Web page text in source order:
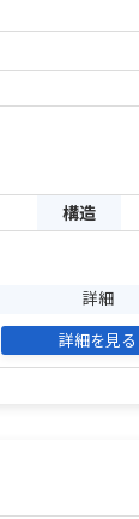
構造
詳細
詳細を見る